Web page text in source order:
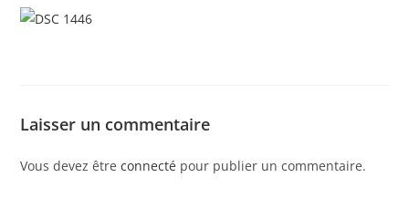
Laisser un commentaire
Vous devez êtreconnecté pour publier un commentaire.